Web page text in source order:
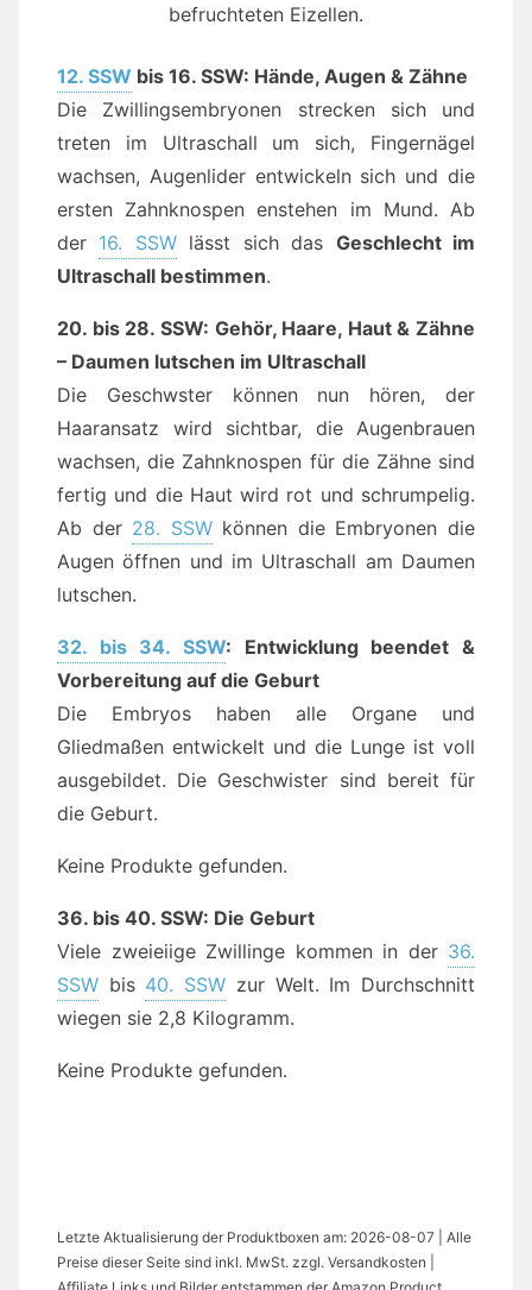
befruchteten Eizellen.
12. SSW bis 16. SSW: Hände, Augen & Zähne
Die Zwillingsembryonen strecken sich und
treten im Ultraschall um sich, Fingernägel
wachsen, Augenlider entwickeln sich und die
ersten Zahnknospen enstehen im Mund. Ab
der 16. SSWlässt sich das Geschlecht im
Ultraschall bestimmen.
20. bis 28. SSW: Gehör, Haare, Haut & Zähne
– Daumen lutschen im Ultraschall
Die Geschwster können nun hören, der
Haaransatz wird sichtbar, die Augenbrauen
wachsen, die Zahnknospen für die Zähne sind
fertig und die Haut wird rot und schrumpelig.
Ab der 28. SSWkönnen die Embryonen die
Augen öffnen und im Ultraschall am Daumen
lutschen.
32. bis 34. SSW: Entwicklung beendet &
Vorbereitung auf die Geburt
Die Embryos haben alle Organe und
Gliedmaßen entwickelt und die Lunge ist voll
ausgebildet. Die Geschwister sind bereit für
die Geburt.
Keine Produkte gefunden.
36. bis 40. SSW: Die Geburt
Viele zweieiige Zwillinge kommen in der 36.
SSW bis 40. SSW zur Welt. Im Durchschnitt
wiegen sie 2,8 Kilogramm.
Keine Produkte gefunden.
Letzte Aktualisierung der Produktboxen am: 2026-08-07 | Alle
Preise dieser Seite sind inkl. MwSt. zzgl. Versandkosten |